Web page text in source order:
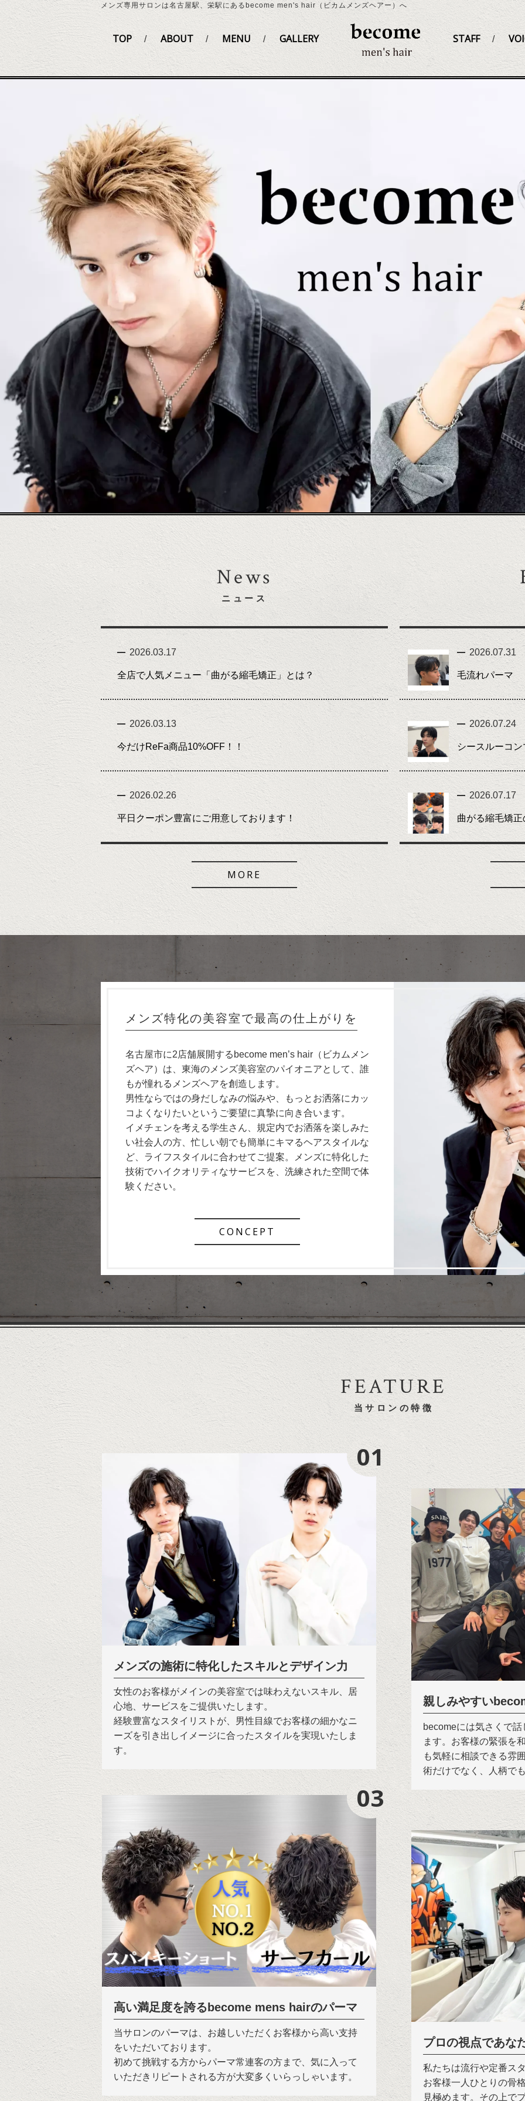
メンズ専用サロンは名古屋駅、栄駅にあるbecome men's hair（ビカムメンズヘアー）へ
TOP ABOUT MENU GALLERY STAFF
News
ニュース
2026.03.17
全店で人気メニュー「曲がる縮毛矯正」とは？
2026.03.13
今だけReFa商品10%OFF！！
2026.02.26
平日クーポン豊富にご用意しております！
MORE
2026.07.31
毛流れパーマ
2026.07.24
シースルーコン
2026.07.17
曲がる縮毛矯
メンズ特化の美容室で最高の仕上がりを
名古屋市に2店舗展開するbecome men’s hair（ビカムメン
ズヘア）は、東海のメンズ美容室のパイオニアとして、誰
もが憧れるメンズヘアを創造します。
男性ならではの身だしなみの悩みや、もっとお洒落にカッ
コよくなりたいというご要望に真摯に向き合います。
イメチェンを考える学生さん、規定内でお洒落を楽しみた
い社会人の方、忙しい朝でも簡単にキマるヘアスタイルな
ど、ライフスタイルに合わせてご提案。メンズに特化した
技術でハイクオリティなサービスを、洗練された空間で体
験ください。
CONCEPT
FEATURE
当サロンの特徴
01
01
メンズの施術に特化したスキルとデザイン力
女性のお客様がメインの美容室では味わえないスキル、居
心地、サービスをご提供いたします。
経験豊富なスタイリストが、男性目線でお客様の細かなニ
ーズを引き出しイメージに合ったスタイルを実現いたしま
す。
親しみやすい
becomeには気さくで
ます。お客様の緊張を
も気軽に相談できる雰
術だけでなく、人柄で
03
03
高い満足度を誇るbecome mens hairのパーマ
当サロンのパーマは、お越しいただくお客様から高い支持
をいただいております。
初めて挑戦する方からパーマ常連客の方まで、気に入って
いただきリピートされる方が大変多くいらっしゃいます。
プロの視点であな
私たちは流行や定番ス
お客様一人ひとりの骨
見極めます。その上で